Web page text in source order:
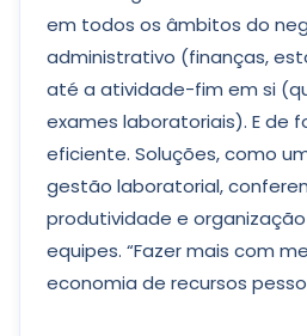
em todos os âmbitos do
administrativo (finanças,
até a atividade-fim em si
exames laboratoriais). E de
eficiente. Soluções, como
gestão laboratorial,
produtividade e
equipes. “Fazer mais com
economia de recursos